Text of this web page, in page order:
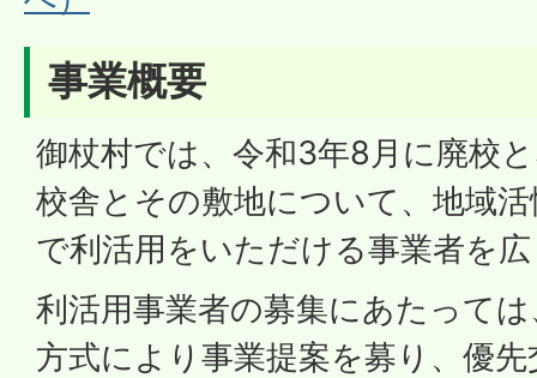
事業概要
御杖村では、令和3年8月に廃校
校舎とその敷地について、地域
で利活用をいただける事業者を
利活用事業者の募集にあたって
方式により事業提案を募り、優